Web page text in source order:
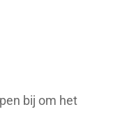
bij om het